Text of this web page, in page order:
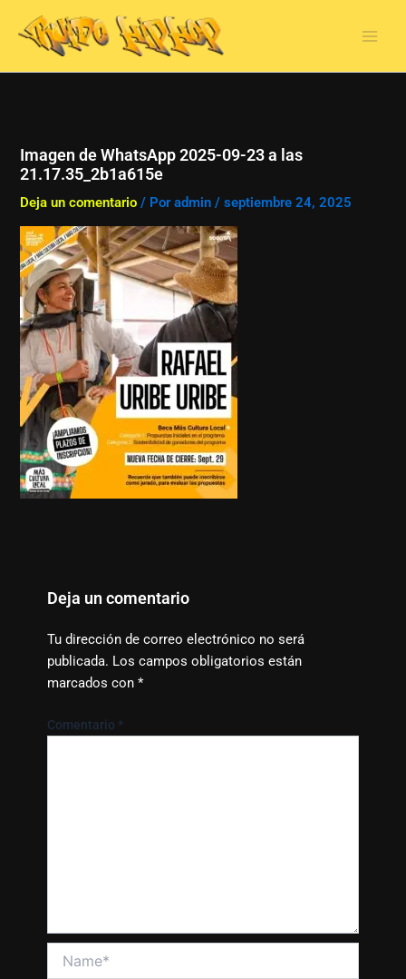
contenido
Imagen de WhatsApp 2025-09-23 a las
21.17.35_2b1a615e
Deja un comentario / Poradmin/septiembre 24, 2025
Deja un comentario
Tu dirección de correo electrónico no será
publicada. Los campos obligatorios están
marcados con *
Comentario *